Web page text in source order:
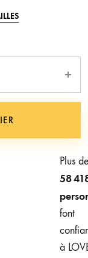
Plus
58
font
à